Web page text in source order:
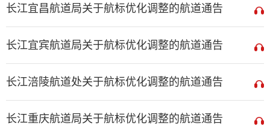
长江宜昌航道局关于航标优化调整的航道通告
长江宜宾航道局关于航标优化调整的航道通告
长江涪陵航道处关于航标优化调整的航道通告
长江重庆航道局关于航标优化调整的航道通告